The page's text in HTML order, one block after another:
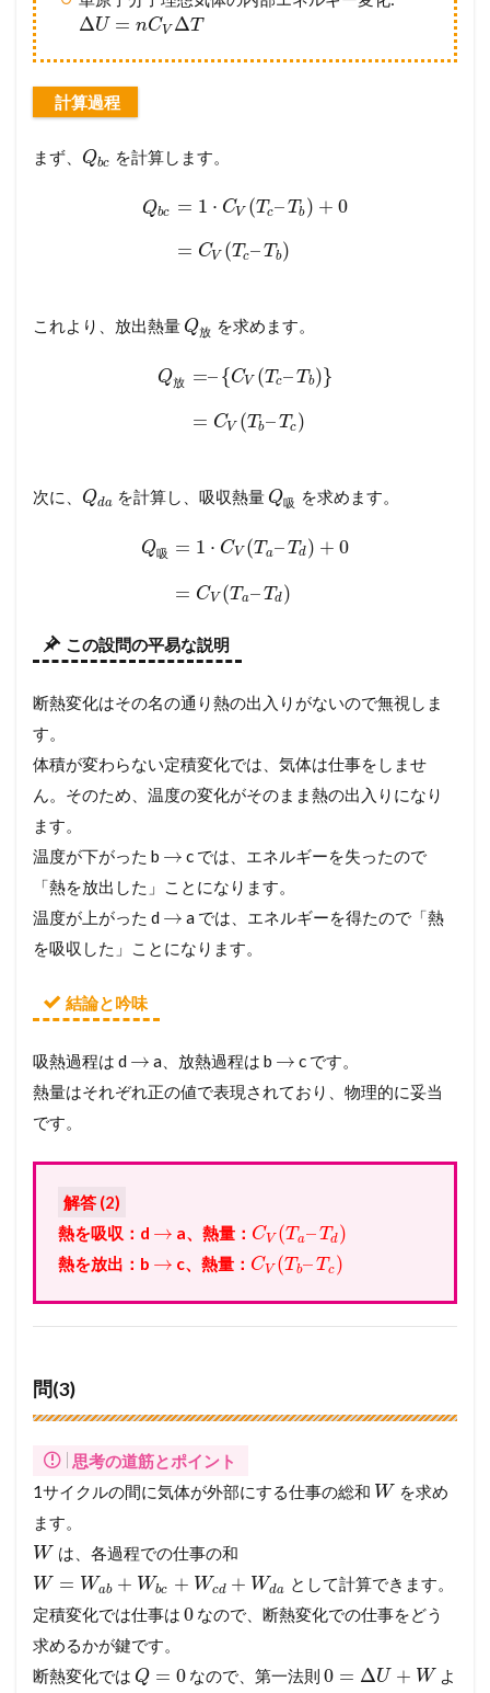
ΔU = nCV ΔT
計算過程
まず、 Qbc を計算します。
Qbc = 1 ⋅ CV (Tc–Tb ) + 0
= CV (Tc–T b )
これより、放出熱量 Q放 を求めます。
Q放 =– {CV (Tc–Tb )}
= CV (Tb–Tc)
次に、 Qda を計算し、吸収熱量 Q吸 を求めます。
Q吸 = 1 ⋅ CV (Ta–Td) + 0
= CV (Ta–Td)
この設問の平易な説明
断熱変化はその名の通り熱の出入りがないので無視しま
す。
体積が変わらない定積変化では、気体は仕事をしませ
ん。そのため、温度の変化がそのまま熱の出入りになり
ます。
温度が下がった b → c では、エネルギーを失ったので
「熱を放出した」ことになります。
温度が上がった d → a では、エネルギーを得たので「熱
を吸収した」ことになります。
結論と吟味
吸熱過程は d → a、放熱過程は b → c です。
熱量はそれぞれ正の値で表現されており、物理的に妥当
です。
解答 (2)
熱を吸収：d → a、熱量： CV (Ta–Td)
熱を放出：b → c、熱量： CV (Tb–Tc)
問(3)
思考の道筋とポイント
1サイクルの間に気体が外部にする仕事の総和 W を求め
ます。
W は、各過程での仕事の和
W = Wab + Wbc + Wcd + Wda として計算できます。
定積変化では仕事は 0 なので、断熱変化での仕事をどう
求めるかが鍵です。
断熱変化では Q = 0 なので、第一法則0 = ΔU + Wよ